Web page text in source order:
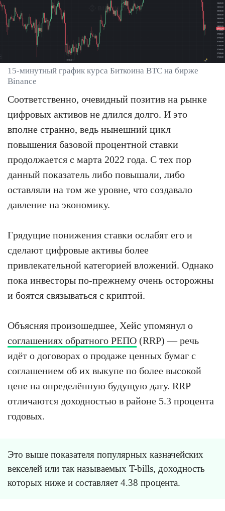
15-минутный график курса Биткоина BTC на бирже
Binance
Соответственно, очевидный позитив на рынке
цифровых активов не длился долго. И это
вполне странно, ведь нынешний цикл
повышения базовой процентной ставки
продолжается с марта 2022 года. С тех пор
данный показатель либо повышали, либо
оставляли на том же уровне, что создавало
давление на экономику.
Грядущие понижения ставки ослабят его и
сделают цифровые активы более
привлекательной категорией вложений. Однако
пока инвесторы по-прежнему очень осторожны
и боятся связываться с криптой.
Объясняя произошедшее, Хейс упомянул о
соглашениях обратного РЕПО (RRP) — речь
идёт о договорах о продаже ценных бумаг с
соглашением об их выкупе по более высокой
цене на определённую будущую дату. RRP
отличаются доходностью в районе 5.3 процента
годовых.
Это выше показателя популярных казначейских
векселей или так называемых T-bills, доходность
которых ниже и составляет 4.38 процента.